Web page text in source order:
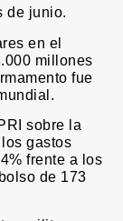
de junio.
en el
millones
fue
sobre la
gastos
frente a los
de 173